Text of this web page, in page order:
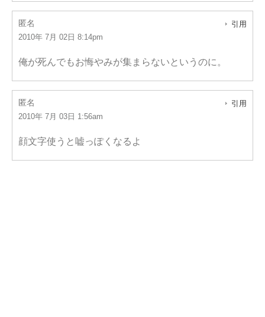
匿名
2010年 7月 02日 8:14pm
引用
俺が死んでもお悔やみが集まらないというのに。
匿名
2010年 7月 03日 1:56am
引用
顔文字使うと嘘っぽくなるよ